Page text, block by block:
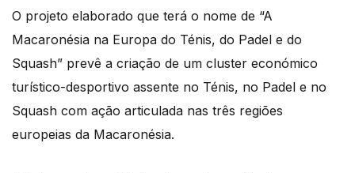
O projeto elaborado que terá o nome de “A
Macaronésia na Europa do Ténis, do Padel e do
Squash” prevê a criação de um cluster económico
turístico-desportivo assente no Ténis, no Padel e no
Squash com ação articulada nas três regiões
europeias da Macaronésia.